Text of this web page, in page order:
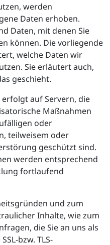
werden
Daten erhoben.
Daten, mit denen Sie
können. Die vorliegende
welche Daten wir
Sie erläutert auch,
geschieht.
auf Servern, die
Maßnahmen
oder
teilweisem oder
geschützt sind.
werden entsprechend
fortlaufend
und zum
Inhalte, wie zum
die Sie an uns als
bzw. TLS-